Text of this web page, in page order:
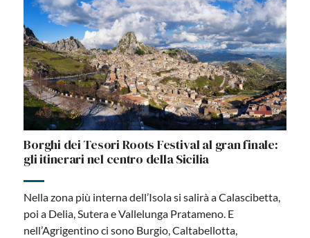
Borghi dei Tesori Roots Festival al gran finale:
gli itinerari nel centro della Sicilia
Nella zona più interna dell’Isola si salirà a Calascibetta,
poi a Delia, Sutera e Vallelunga Pratameno. E
nell’Agrigentino ci sono Burgio, Caltabellotta,